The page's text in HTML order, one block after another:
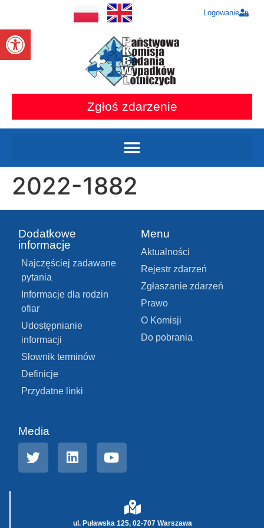
Otwórz pasek narzędzi
Logowanie
Zgłoś zdarzenie
2022-1882
Dodatkowe
informacje
Najczęściej zadawane
pytania
Informacje dla rodzin
ofiar
Udostępnianie
informacji
Słownik terminów
Definicje
Przydatne linki
Menu
Aktualności
Rejestr zdarzeń
Zgłaszanie zdarzeń
Prawo
O Komisji
Do pobrania
Media
ul. Puławska 125, 02-707 Warszawa